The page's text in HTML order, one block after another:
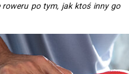
po tym, jak ktoś inny go